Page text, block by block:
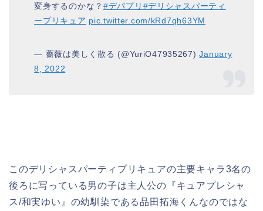
変身するのかな？ #デパプリ #デリシャスパーティ
ープリキュア pic.twitter.com/kRd7qh63YM
— 薔薇は美しく散る (@YuriO47935267)January
8, 2022
このデリシャスパーティプリキュアの主要キャラ3名の
後ろに写っている男の子は主人公の『キュアプレシャ
ス/和実ゆい』の幼馴染である品田拓海くんなのではな